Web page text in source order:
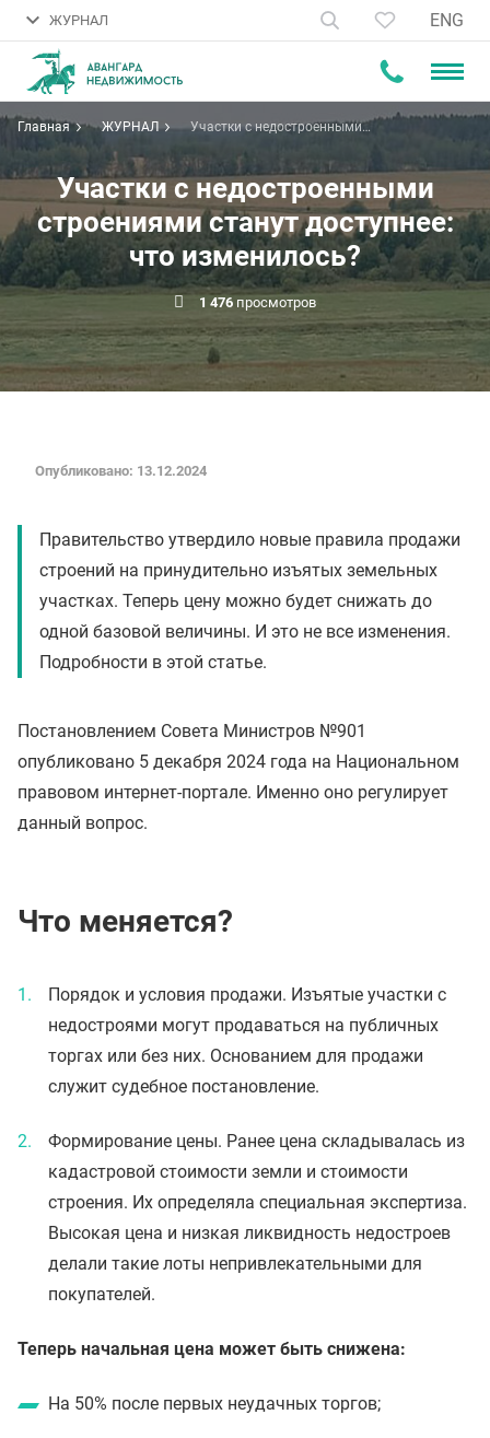
ЖУРНАЛ ENG
Главная ЖУРНАЛ
Участки с недостроенными
что изменилось?
Участки с недостроенными
строениями станут доступнее:
что изменилось?
1 476 просмотров
Опубликовано: 13.12.2024
Правительство утвердило новые правила продажи
строений на принудительно изъятых земельных
участках. Теперь цену можно будет снижать до
одной базовой величины. И это не все изменения.
Подробности в этой статье.
Постановлением Совета Министров №901
опубликовано 5 декабря 2024 года на Национальном
правовом интернет-портале. Именно оно регулирует
данный вопрос.
Что меняется?
Порядок и условия продажи. Изъятые участки с
недостроями могут продаваться на публичных
торгах или без них. Основанием для продажи
служит судебное постановление.
Формирование цены. Ранее цена складывалась из
кадастровой стоимости земли и стоимости
строения. Их определяла специальная экспертиза.
Высокая цена и низкая ликвидность недостроев
делали такие лоты непривлекательными для
покупателей.
Теперь начальная цена может быть снижена:
На 50% после первых неудачных торгов;